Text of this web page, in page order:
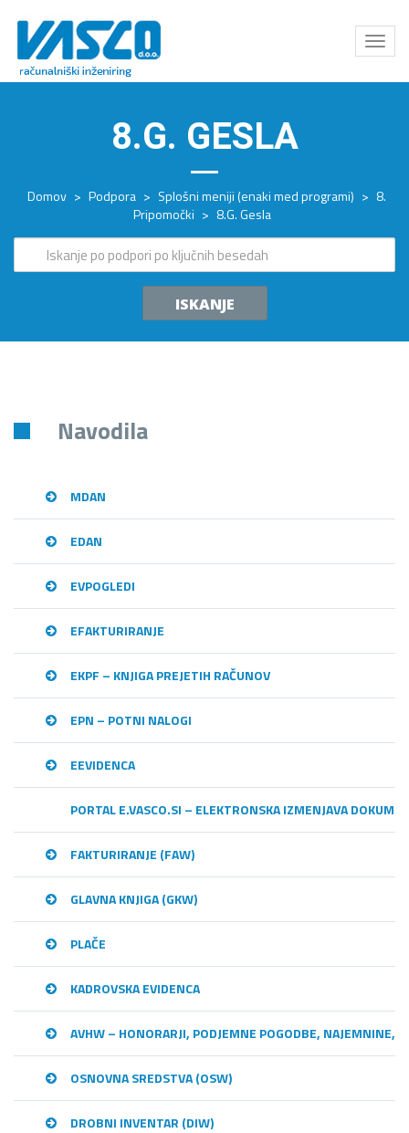
Odpri
meni
8.G. GESLA
Domov > Podpora > Splošni meniji (enaki med programi) > 8.
Pripomočki > 8.G. Gesla
ISKANJE
Navodila
MDAN
EDAN
EVPOGLEDI
EFAKTURIRANJE
EKPF – KNJIGA PREJETIH RAČUNOV
EPN – POTNI NALOGI
EEVIDENCA
PORTAL E.VASCO.SI – ELEKTRONSKA IZMENJAVA
FAKTURIRANJE (FAW)
GLAVNA KNJIGA (GKW)
PLAČE
KADROVSKA EVIDENCA
AVHW – HONORARJI, PODJEMNE POGODBE, NAJEMNINE,…
OSNOVNA SREDSTVA (OSW)
DROBNI INVENTAR (DIW)